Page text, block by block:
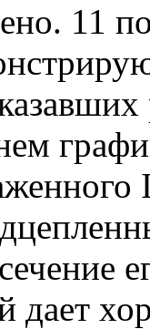
11
дает